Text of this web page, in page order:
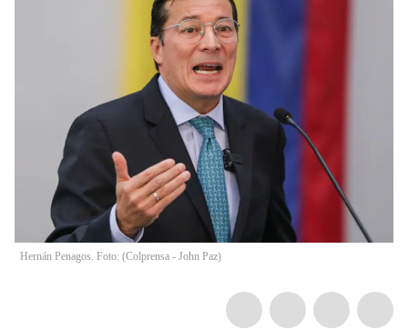
Hernán Penagos. Foto: (Colprensa - John Paz)